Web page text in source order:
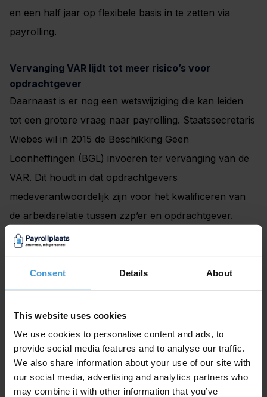
Consent Details About
This website uses cookies
We use cookies to personalise content and ads, to
provide social media features and to analyse our traffic.
We also share information about your use of our site with
our social media, advertising and analytics partners who
may combine it with other information that you’ve
en een half jaar op flexibele basis in te zetten via
payrolling.
Vervanging VAR lijdt tot meer risico’s voor
opdrachtgever
Daarnaast is er nog een wetswijziging die kan leiden
tot een grotere vraag naar payrolling. Staatssecretaris
Wiebes wil in 2015 de Beschikking Geen
Loonheffingen (BGL) invoeren ter vervanging van de
VAR. Dit houdt in dat opdrachtgevers
medeverantwoordelijk zijn voor het kwalificeren van
de arbeidsrelatie tussen zzp’er en opdrachtgever.
Wanneer de Belastingdienst er bij controle achter
Voor deze wetswijziging is payrolling dan ook een
geschikt alternatief. De opdrachtgever weet precies
hoeveel het kost om een zzp’er in te huren, als deze
betaald wordt door middel van payrolling. En het risico
op naheffingen of boetes van de Belastingdienst kan
weggestreept worden. Ook de administratieve last van
de BGL vervalt. Met payrol zijn opdrachtgevers dus